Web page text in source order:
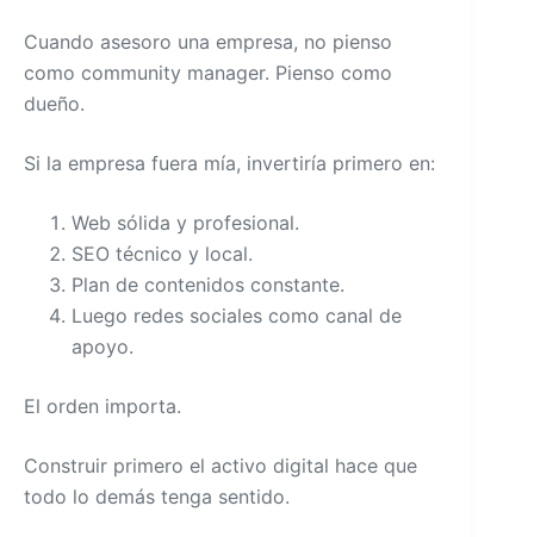
Cuando asesoro una empresa, no pienso
como community manager. Pienso como
dueño.
Si la empresa fuera mía, invertiría primero en:
Web sólida y profesional.
SEO técnico y local.
Plan de contenidos constante.
Luego redes sociales como canal de
apoyo.
El orden importa.
Construir primero el activo digital hace que
todo lo demás tenga sentido.